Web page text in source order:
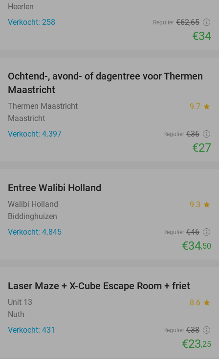
Heerlen
Verkocht: 258
Regulier €62,65
€34
25%
Ochtend-, avond- of dagentree voor Thermen
Maastricht
Thermen Maastricht 9.7 star
Maastricht
Verkocht: 4.397
Regulier €36
€27
Entree Walibi Holland
Walibi Holland 9.3 star
Biddinghuizen
Verkocht: 4.845
Regulier €46
€34,50
39%
Laser Maze + X-Cube Escape Room + friet
Unit 13 8.6 star
Nuth
Verkocht: 431
Regulier €38
€23,25